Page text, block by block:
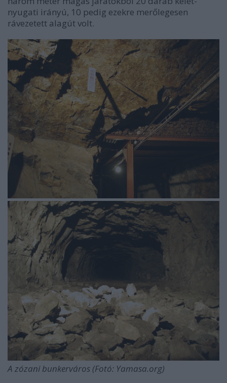
nyugati irányú, 10 pedig ezekre merőlegesen
rávezetett alagút volt.
A zózani bunkerváros (Fotó: Yamasa.org)